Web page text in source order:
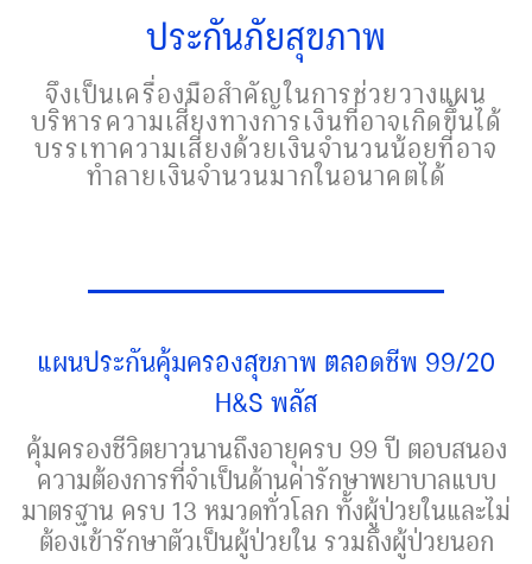
ประกันภัยสุขภาพ
จึงเป็นเครื่องมือสำคัญในการช่วยวางแผน
บริหารความเสี่ยงทางการเงินที่อาจเกิดขึ้นได้
บรรเทาความเสี่ยงด้วยเงินจำนวนน้อยที่อาจ
ทำลายเงินจำนวนมากในอนาคตได้
แผนประกันคุ้มครองสุขภาพ ตลอดชีพ 99/20
H&S พลัส
คุ้มครองชีวิตยาวนานถึงอายุครบ 99 ปี ตอบสนอง
ความต้องการที่จำเป็นด้านค่ารักษาพยาบาลแบบ
มาตรฐาน ครบ 13 หมวดทั่วโลก ทั้งผู้ป่วยในและไม่
ต้องเข้ารักษาตัวเป็นผู้ป่วยใน รวมถึงผู้ป่วยนอก